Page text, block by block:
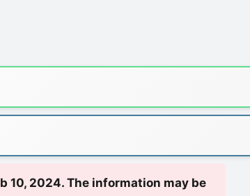
10, 2024. The information may be